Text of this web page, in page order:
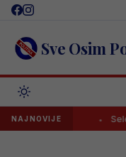
Skip
content Sve Osim
NAJNOVIJE
leđa Selektor